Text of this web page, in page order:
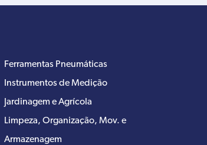
Ferramentas Pneumáticas
Instrumentos de Medição
Jardinagem e Agrícola
Limpeza, Organização, Mov. e
Armazenagem